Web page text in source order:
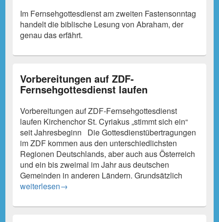
Im Fernsehgottesdienst am zweiten Fastensonntag
handelt die biblische Lesung von Abraham, der
genau das erfährt.
Vorbereitungen auf ZDF-
Fernsehgottesdienst laufen
Vorbereitungen auf ZDF-Fernsehgottesdienst
laufen Kirchenchor St. Cyriakus „stimmt sich ein“
seit Jahresbeginn Die Gottesdienstübertragungen
im ZDF kommen aus den unterschiedlichsten
Regionen Deutschlands, aber auch aus Österreich
und ein bis zweimal im Jahr aus deutschen
Gemeinden in anderen Ländern. Grundsätzlich
Vorbereitungen auf ZDF-Fernsehgottesdienst laufen
weiterlesen→